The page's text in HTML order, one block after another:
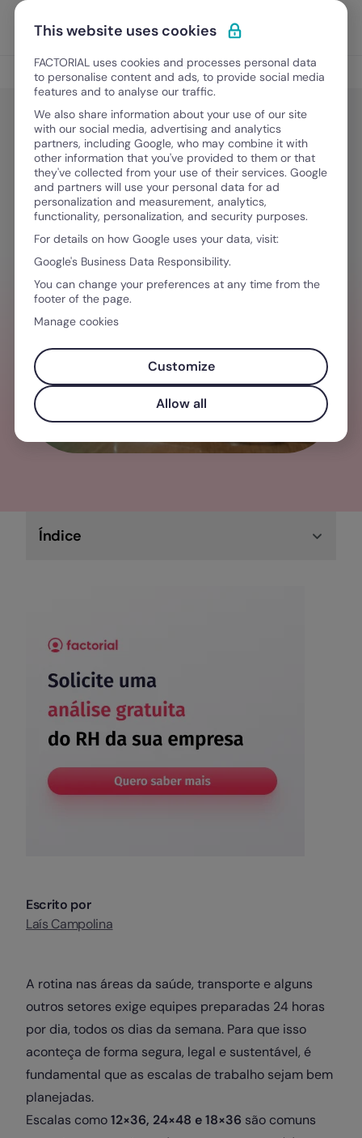
Ir para o conteúdo
Experimente Grátis
Controle da Jornada de Trabalho
Controle da Jornada de Trabalho
Escalas 12×36, 18×36 e 24×48:
vantagens, desvantagens e regras
da CLT
Abril 13, 2026·7 minutos de leitura
Índice
Escrito por
Laís Campolina
A rotina nas áreas da saúde, transporte e alguns
outros setores exige equipes preparadas 24 horas
por dia, todos os dias da semana. Para que isso
aconteça de forma segura, legal e sustentável, é
fundamental que as escalas de trabalho sejam bem
planejadas.
Escalas como12×36, 24×48 e 18×36 são comuns
This website uses cookies
FACTORIAL uses cookies and processes personal data
to personalise content and ads, to provide social media
features and to analyse our traffic.
We also share information about your use of our site
with our social media, advertising and analytics
partners, including Google, who may combine it with
other information that you've provided to them or that
they've collected from your use of their services. Google
and partners will use your personal data for ad
personalization and measurement, analytics,
functionality, personalization, and security purposes.
For details on how Google uses your data, visit:
Google's Business Data Responsibility.
You can change your preferences at any time from the
footer of the page.
Manage cookies
Customize
Allow all